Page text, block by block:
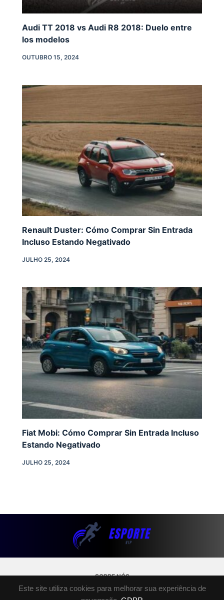
Este site utiliza cookies para melhorar sua experiência de
Audi TT 2018 vs Audi R8 2018: Duelo entre
los modelos
OUTUBRO 15, 2024
Renault Duster: Cómo Comprar Sin Entrada
Incluso Estando Negativado
JULHO 25, 2024
Fiat Mobi: Cómo Comprar Sin Entrada Incluso
Estando Negativado
JULHO 25, 2024
SOBRE NÓS
POLÍTICA DE PRIVACIDADE